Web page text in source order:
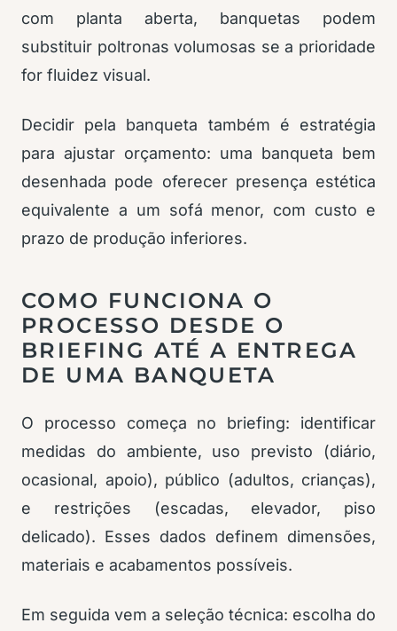
com planta aberta, banquetas podem
substituir poltronas volumosas se a prioridade
for fluidez visual.
Decidir pela banqueta também é estratégia
para ajustar orçamento: uma banqueta bem
desenhada pode oferecer presença estética
equivalente a um sofá menor, com custo e
prazo de produção inferiores.
COMO FUNCIONA O
PROCESSO DESDE O
BRIEFING ATÉ A ENTREGA
DE UMA BANQUETA
O processo começa no briefing: identificar
medidas do ambiente, uso previsto (diário,
ocasional, apoio), público (adultos, crianças),
e restrições (escadas, elevador, piso
delicado). Esses dados definem dimensões,
materiais e acabamentos possíveis.
Em seguida vem a seleção técnica: escolha do